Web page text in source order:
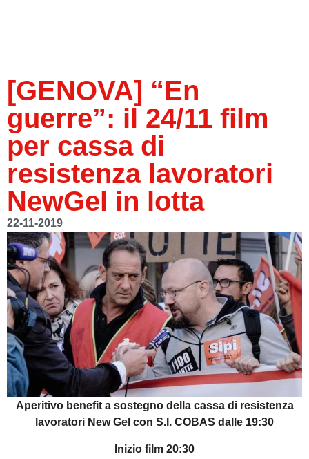
[GENOVA] “En
guerre”: il 24/11 film
per cassa di
resistenza lavoratori
NewGel in lotta
22-11-2019
Aperitivo benefit a sostegno della cassa di resistenza
lavoratori New Gel con S.I. COBAS dalle 19:30
Inizio film 20:30